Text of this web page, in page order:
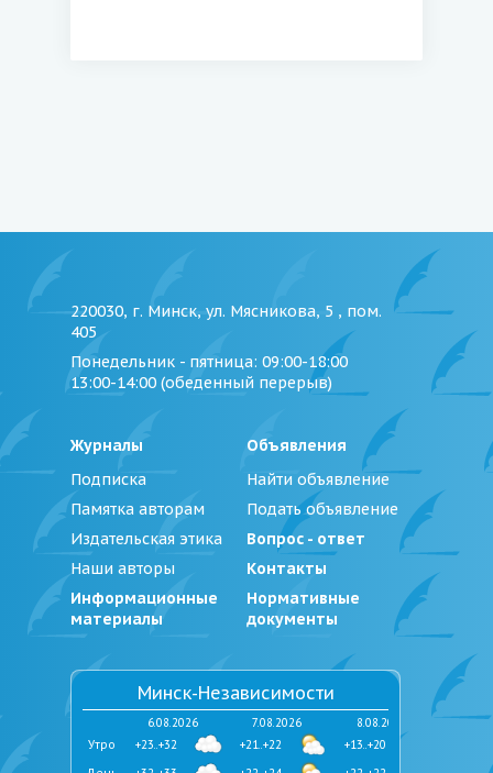
220030, г. Минск, ул. Мясникова, 5 , пом.
405
Понедельник - пятница: 09:00-18:00
13:00-14:00 (обеденный перерыв)
Журналы
Подписка
Памятка авторам
Издательская этика
Наши авторы
Информационные
материалы
Объявления
Найти объявление
Подать объявление
Вопрос - ответ
Контакты
Нормативные
документы
Минск-Независимости
6.08.2026
+23..+32
7.08.2026
+21..+22
8.08.2026
+13..+20
Утро